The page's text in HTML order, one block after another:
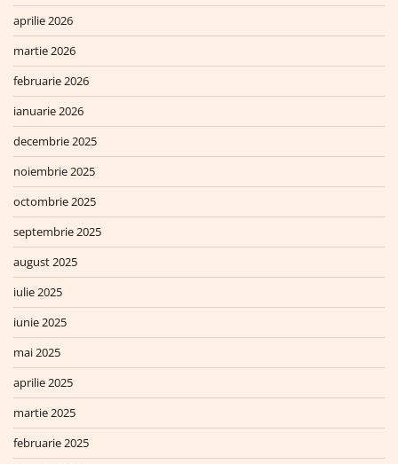
aprilie 2026
martie 2026
februarie 2026
ianuarie 2026
decembrie 2025
noiembrie 2025
octombrie 2025
septembrie 2025
august 2025
iulie 2025
iunie 2025
mai 2025
aprilie 2025
martie 2025
februarie 2025